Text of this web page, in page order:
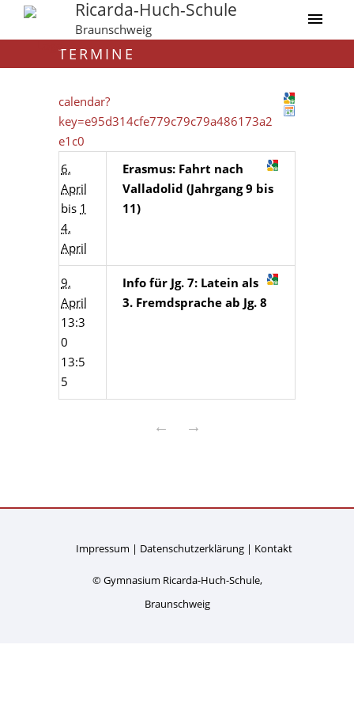
Ricarda-Huch-Schule
Braunschweig
TERMINE
calendar?
key=e95d314cfe779c79c79a486173a2
e1c0
6.
April
bis 1
4.
April
Erasmus: Fahrt nach
Valladolid (Jahrgang 9 bis
11)
9.
April
13:3
0
13:5
5
Info für Jg. 7: Latein als
3. Fremdsprache ab Jg. 8
← →
Impressum Datenschutzerklärung Kontakt
© Gymnasium Ricarda-Huch-Schule,
Braunschweig